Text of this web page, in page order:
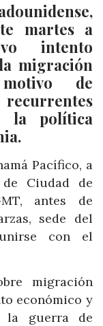
martes a
intento
migración
de
la política
Pacífico, a
Ciudad de
antes de
sede del
con el
migración
económico y
la guerra de